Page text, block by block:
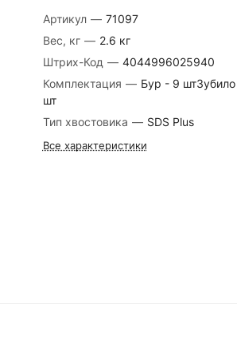
Артикул — 71097
Вес, кг — 2.6 кг
Штрих-Код — 4044996025940
Комплектация — Бур - 9 штЗубило
шт
Тип хвостовика — SDS Plus
Все характеристики